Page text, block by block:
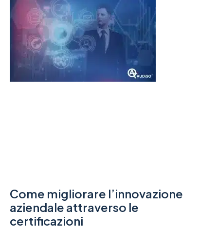
Come migliorare l’innovazione
aziendale attraverso le
certificazioni